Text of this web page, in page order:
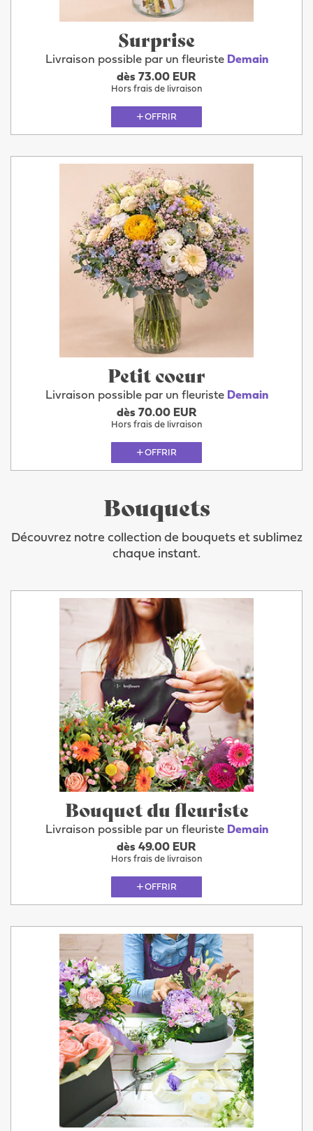
Surprise
Livraison possible par un fleuriste Demain
dès 73.00 EUR
Hors frais de livraison
OFFRIR
Petit coeur
Livraison possible par un fleuriste Demain
dès 70.00 EUR
Hors frais de livraison
OFFRIR
Bouquets
Découvrez notre collection de bouquets et sublimez
chaque instant.
Bouquet du fleuriste
Livraison possible par un fleuriste Demain
dès 49.00 EUR
Hors frais de livraison
OFFRIR